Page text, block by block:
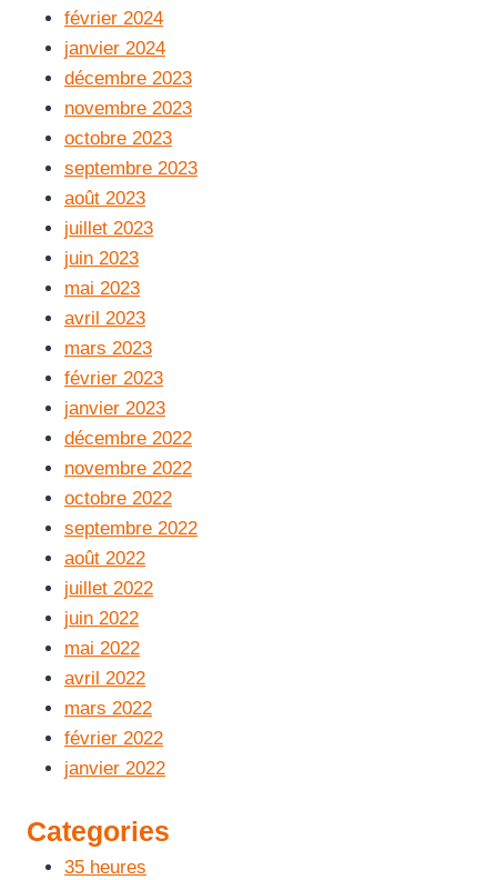
février 2024
janvier 2024
décembre 2023
novembre 2023
octobre 2023
septembre 2023
août 2023
juillet 2023
juin 2023
mai 2023
avril 2023
mars 2023
février 2023
janvier 2023
décembre 2022
novembre 2022
octobre 2022
septembre 2022
août 2022
juillet 2022
juin 2022
mai 2022
avril 2022
mars 2022
février 2022
janvier 2022
Categories
35 heures